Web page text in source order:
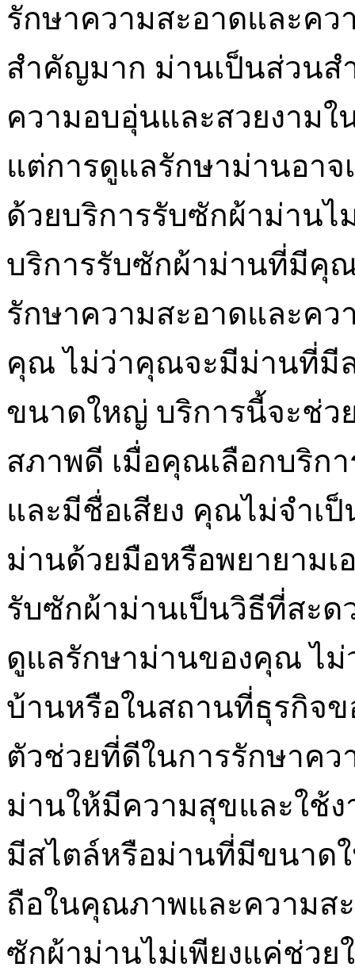
รักษาความสะอาดและค
สำคัญมาก ม่านเป็นส่วนส
ความอบอุ่นและสวยงามใ
แต่การดูแลรักษาม่านอา
ด้วยบริการรับซักผ้าม่านไ
บริการรับซักผ้าม่านที่มีคุ
รักษาความสะอาดและค
คุณ ไม่ว่าคุณจะมีม่านที่มี
ขนาดใหญ่ บริการนี้จะช่
สภาพดี เมื่อคุณเลือกบริก
และมีชื่อเสียง คุณไม่จำเ
ม่านด้วยมือหรือพยายามเ
รับซักผ้าม่านเป็นวิธีที่สะ
ดูแลรักษาม่านของคุณ ไ
บ้านหรือในสถานที่ธุรกิจ
ตัวช่วยที่ดีในการรักษาคว
ม่านให้มีความสุขและใช้
มีสไตล์หรือม่านที่มีขนาด
ถือในคุณภาพและความส
ซักผ้าม่านไม่เพียงแค่ช่วย